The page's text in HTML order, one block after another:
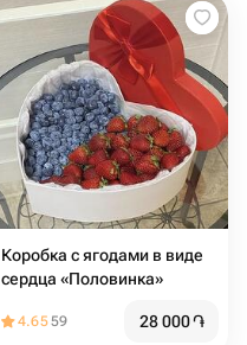
Коробка с ягодами в виде
сердца «Половинка»
4.6559 28 000֏